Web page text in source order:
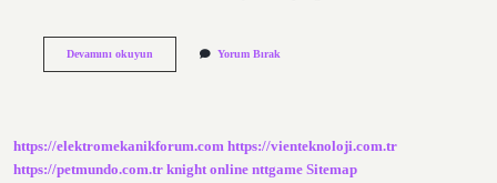
Devamını okuyunAile
Yorum Bırak
https://elektromekanikforum.com https://vienteknoloji.com.tr
https://petmundo.com.tr knight online nttgame Sitemap